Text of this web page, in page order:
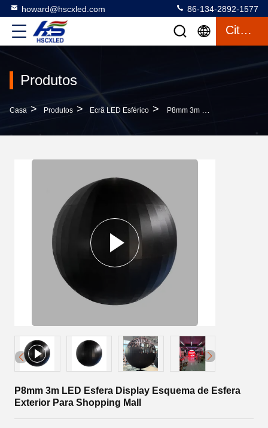
howard@hscxled.com 86-134-2892-1577
Citações
Produtos
Casa > Produtos > Ecrã LED Esférico > P8mm 3m LED Esfera Display Esquema De Esfera Exterior Para Shopping Mall
P8mm 3m LED Esfera Display Esquema de Esfera
Exterior Para Shopping Mall